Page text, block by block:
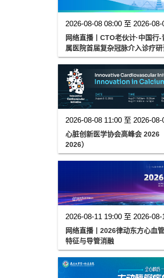
2026-08-08 08:00 至 2026-08-
网络直播丨CTO老伙计·中国行
属医院首届复杂冠脉介入诊疗
2026-08-08 11:00 至 2026-08-
心脏创新医学协会高峰会
2026）
2026-08-11 19:00 至 2026-08-
网络直播丨2026律动东方心血
特征与导管消融